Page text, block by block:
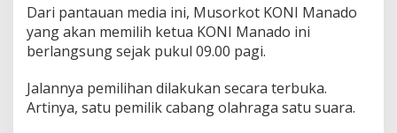
a
d
o
Dari pantauan media ini, Musorkot KONI Manado
yang akan memilih ketua KONI Manado ini
berlangsung sejak pukul 09.00 pagi.
Jalannya pemilihan dilakukan secara terbuka.
Artinya, satu pemilik cabang olahraga satu suara.